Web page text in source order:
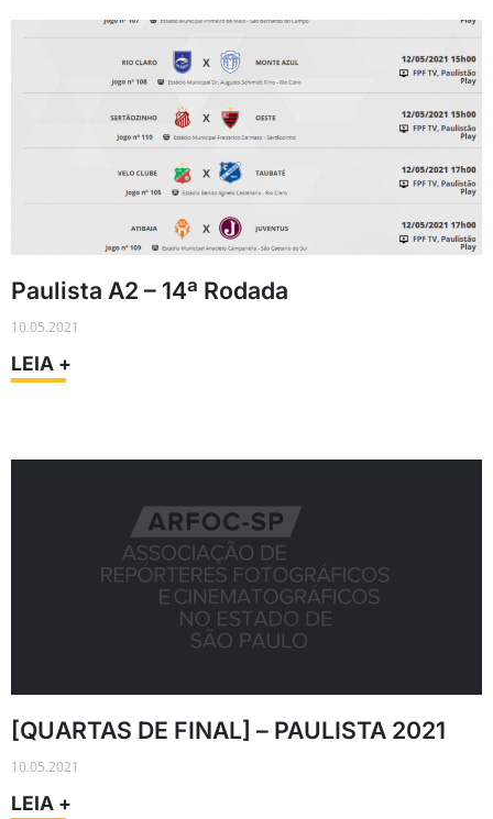
Paulista A2 – 14ª Rodada
10.05.2021
LEIA +
[QUARTAS DE FINAL] – PAULISTA 2021
10.05.2021
LEIA +